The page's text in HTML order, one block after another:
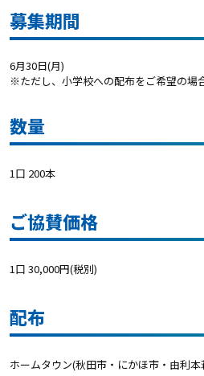
募集期間
6月30日(月)
※ただし、小学校への配布をご希望の場
数量
1口 200本
ご協賛価格
1口 30,000円(税別)
配布
ホームタウン(秋田市・にかほ市・由利